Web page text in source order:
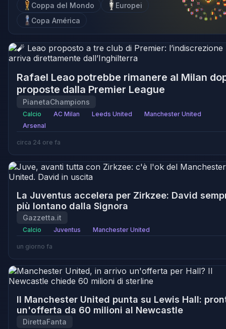
Coppa del Mondo
Europei
Copa América
Rafael Leao potrebbe rimanere al Milan
proposte dalla Premier League
PianetaChampions
Calcio AC Milan Leeds United
Manchester United
Arsenal
circa 24 ore fa
La Juventus accelera per Zirkzee: David
più lontano dalla Signora
Gazzetta.it
Calcio Juventus Manchester United
un giorno fa
Il Manchester United punta su Lewis Hall:
un'offerta da 60 milioni al Newcastle
DirettaFanta